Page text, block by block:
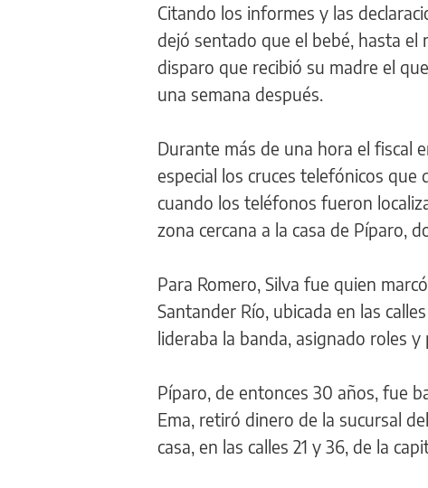
Citando los informes y las
dejó sentado que el bebé, hasta
disparo que recibió su madre el
una semana después.
Durante más de una hora el fiscal
especial los cruces telefónicos
cuando los teléfonos fueron
zona cercana a la casa de Píparo,
Para Romero, Silva fue quien
Santander Río, ubicada en las
lideraba la banda, asignado roles y
Píparo, de entonces 30 años, fue
Ema, retiró dinero de la sucursal
casa, en las calles 21 y 36, de la